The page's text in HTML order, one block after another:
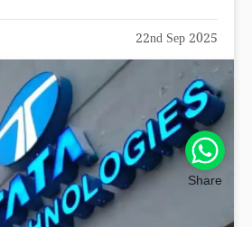
22nd Sep 2025
Share